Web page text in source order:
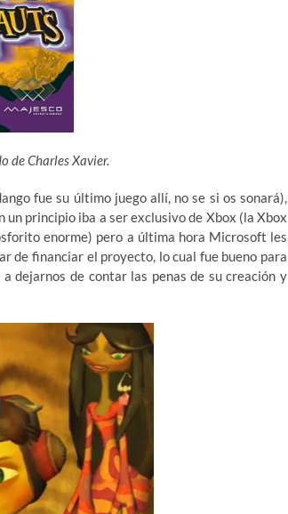
de Charles Xavier.
fue su último juego allí, no se si os sonará),
un principio iba a ser exclusivo de Xbox (la Xbox
enorme) pero a última hora Microsoft les
de financiar el proyecto, lo cual fue bueno para
dejarnos de contar las penas de su creación y